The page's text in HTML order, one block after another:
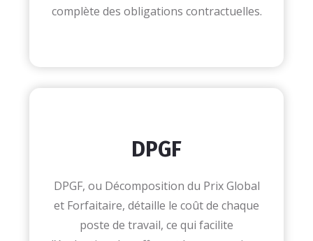
complète des obligations contractuelles.
DPGF
DPGF, ou Décomposition du Prix Global
et Forfaitaire, détaille le coût de chaque
poste de travail, ce qui facilite